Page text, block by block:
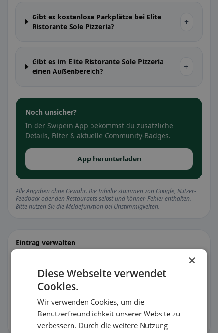
Gibt es kostenlose Parkplätze bei Elite
Ristorante Sole Pizzeria?
+
Gibt es im Elite Ristorante Sole Pizzeria
einen Außenbereich?
+
Noch unsicher?
In der Swipein App bekommst du zusätzliche
Details, Filter & aktuelle Community-Badges.
App herunterladen
Alle Angaben ohne Gewähr. Die Inhalte stammen von Google, Nutzer-
Feedback oder den Restaurants selbst und können Fehler enthalten.
Bitte nutzen Sie die Meldefunktion bei Unstimmigkeiten.
Eintrag verwalten
🐛 Fehler melden
🏪 Eintrag kostenlos übernehmen
Damit kannst du Öffnungszeiten, Speisekarte & Infos pflegen.
×
Diese Webseite verwendet
Cookies.
Wir verwenden Cookies, um die
Benutzerfreundlichkeit unserer Website zu
verbessern. Durch die weitere Nutzung